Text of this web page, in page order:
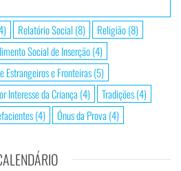
Relatório Social (8) Religião(8)
Social de Inserção(4)
Estrangeiros e Fronteiras(5)
Interesse da Criança (4) Tradições(4)
(4) Ónus da Prova (4)